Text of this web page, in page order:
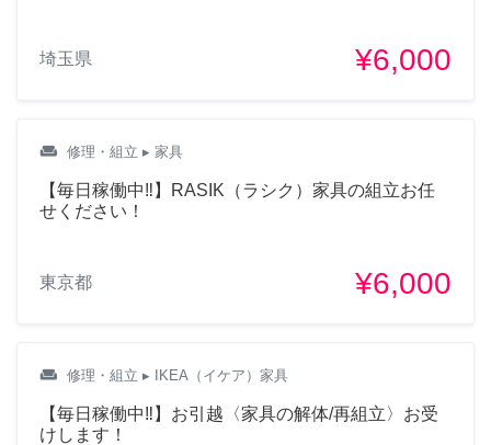
埼玉県 ¥6,000
weekend 修理・組立 ▸ 家具
【毎日稼働中‼︎】RASIK（ラシク）家具の組立お任
せください！
東京都 ¥6,000
weekend 修理・組立 ▸ IKEA（イケア）家具
【毎日稼働中‼︎】お引越〈家具の解体/再組立〉お受
けします！